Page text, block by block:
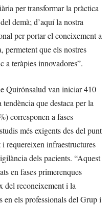
per transformar la pràctica
demà; d’aquí la nostra
per portar el coneixement a
permetent que els nostres
a teràpies innovadores”.
Quirónsalud van iniciar 410
que destaca per la
corresponen a fases
més exigents des del punt
requereixen infraestructures
dels pacients. “Aquest
en fases primerenques
del reconeixement i la
en els professionals del Grup i